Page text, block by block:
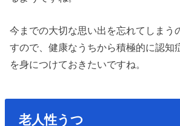
今までの大切な思い出を忘れてしまう
すので、健康なうちから積極的に認知
を身につけておきたいですね。
老人性うつ